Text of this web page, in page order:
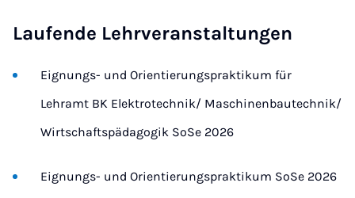
Laufende Lehrveranstaltungen
Eignungs- und Orientierungspraktikum für
Lehramt BK Elektrotechnik/ Maschinenbautechnik/
Wirtschaftspädagogik SoSe 2026
Eignungs- und Orientierungspraktikum SoSe 2026